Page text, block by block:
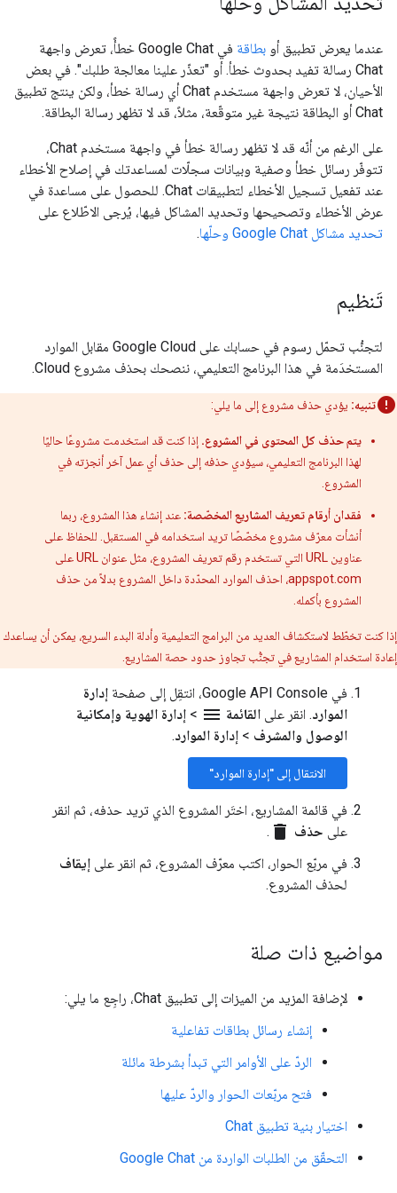
عندما يعرض تطبيق أو بطاقة
في Google Chat خطأً، تعرض واجهة
Chat رسالة تفيد بحدوث خطأ. أو "تعذّر علينا معالجة طلبك". في بعض
الأحيان، لا تعرض واجهة مستخدم Chat أي رسالة خطأ، ولكن ينتج تطبيق
Chat أو البطاقة نتيجة غير متوقّعة، مثلاً، قد لا تظهر رسالة البطاقة.
على الرغم من أنّه قد لا تظهر رسالة خطأ في واجهة مستخدم Chat،
تتوفّر رسائل خطأ وصفية وبيانات سجلّات لمساعدتك في إصلاح الأخطاء
عند تفعيل تسجيل الأخطاء لتطبيقات Chat. للحصول على مساعدة في
عرض الأخطاء وتصحيحها وتحديد المشاكل فيها، يُرجى الاطّلاع على
تحديد مشاكل Google Chat وحلّها
.
تَنظيم
لتجنُّب تحمّل رسوم في حسابك على Google Cloud مقابل الموارد
المستخدَمة في هذا البرنامج التعليمي، ننصحك بحذف مشروع Cloud.
تنبيه: يؤدي حذف مشروع إلى ما يلي:
يتم حذف كل المحتوى في المشروع. إذا كنت قد استخدمت مشروعًا حاليًا
لهذا البرنامج التعليمي، سيؤدي حذفه إلى حذف أي عمل آخر أنجزته في
المشروع.
فقدان أرقام تعريف المشاريع المخصّصة: عند إنشاء هذا المشروع، ربما
أنشأت معرّف مشروع مخصّصًا تريد استخدامه في المستقبل. للحفاظ على
عناوين URL التي تستخدم رقم تعريف المشروع، مثل عنوان URL على
appspot.com، احذف الموارد المحدّدة داخل المشروع بدلاً من حذف
المشروع بأكمله.
إذا كنت تخطّط لاستكشاف العديد من البرامج التعليمية وأدلة البدء السريع، يمكن أن يساعدك
إعادة استخدام المشاريع في تجنُّب تجاوز حدود حصة المشاريع.
في Google API Console، انتقِل إلى صفحة
إدارة
الموارد. انقر على القائمة menu
> إدارة الهوية وإمكانية
الوصول والمشرف > إدارة الموارد.
الانتقال إلى "إدارة الموارد"
في قائمة المشاريع، اختَر المشروع الذي تريد حذفه، ثم انقر
على حذف delete
.
في مربّع الحوار، اكتب معرّف المشروع، ثم انقر على إيقاف
لحذف المشروع.
مواضيع ذات صلة
لإضافة المزيد من الميزات إلى تطبيق Chat، راجِع ما يلي:
إنشاء رسائل بطاقات تفاعلية
الردّ على الأوامر التي تبدأ بشرطة مائلة
فتح مربّعات الحوار والردّ عليها
اختيار بنية تطبيق Chat
التحقّق من الطلبات الواردة من Google Chat